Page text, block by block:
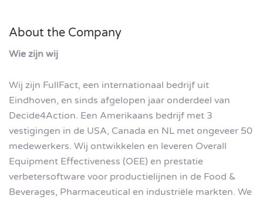
About the Company
Wie zijn wij
Wij zijn FullFact, een internationaal bedrijf uit
Eindhoven, en sinds afgelopen jaar onderdeel van
Decide4Action. Een Amerikaans bedrijf met 3
vestigingen in de USA, Canada en NL met ongeveer 50
medewerkers. Wij ontwikkelen en leveren Overall
Equipment Effectiveness (OEE) en prestatie
verbetersoftware voor productielijnen in de Food &
Beverages, Pharmaceutical en industriële markten. We